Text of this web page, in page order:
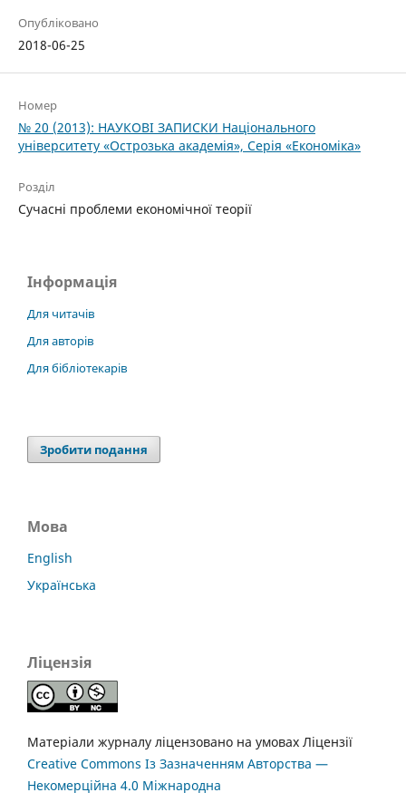
Опубліковано
2018-06-25
Номер
№ 20 (2013): НАУКОВІ ЗАПИСКИ Національного
університету «Острозька акаде­мія», Серія «Економіка»
Розділ
Cучасні проблеми економічної теорії
Інформація
Для читачів
Для авторів
Для бібліотекарів
Зробити подання
Мова
English
Українська
Ліцензія
Матеріали журналу ліцензовано на умовах Ліцензії
Creative Commons Із Зазначенням Авторства —
Некомерційна 4.0 Міжнародна